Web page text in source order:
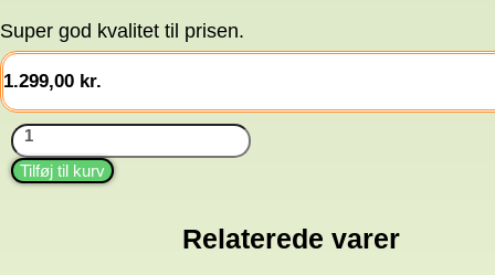
Super god kvalitet til prisen.
1.299,00 kr.
Basketstander
Family
antal
Tilføj til kurv
Relaterede varer